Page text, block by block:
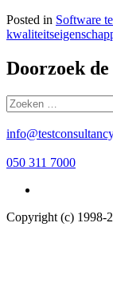
Posted in Software
Doorzoek de
Zoeken
naar:
050 311 7000
Copyright (c) 1998-